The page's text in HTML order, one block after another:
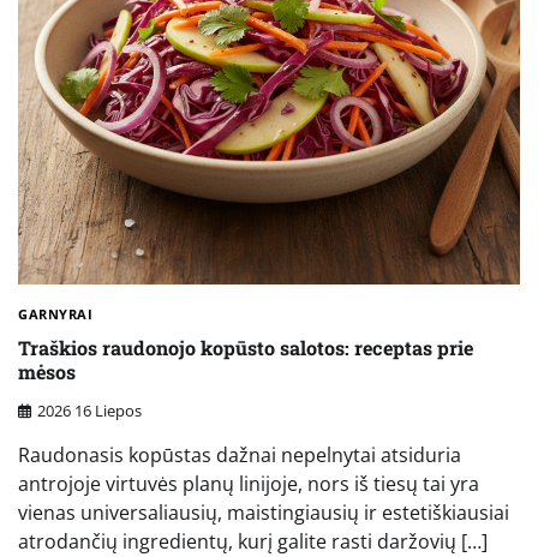
GARNYRAI
Traškios raudonojo kopūsto salotos: receptas prie
mėsos
2026 16 Liepos
Raudonasis kopūstas dažnai nepelnytai atsiduria
antrojoje virtuvės planų linijoje, nors iš tiesų tai yra
vienas universaliausių, maistingiausių ir estetiškiausiai
atrodančių ingredientų, kurį galite rasti daržovių […]